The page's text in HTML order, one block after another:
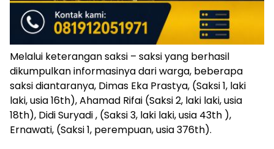
Melalui keterangan saksi – saksi yang berhasil
dikumpulkan informasinya dari warga, beberapa
saksi diantaranya, Dimas Eka Prastya, (Saksi 1, laki
laki, usia 16th), Ahamad Rifai (Saksi 2, laki laki, usia
18th), Didi Suryadi , (Saksi 3, laki laki, usia 43th ),
Ernawati, (Saksi 1, perempuan, usia 376th).